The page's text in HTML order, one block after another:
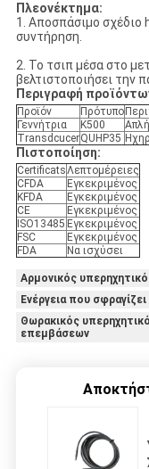
Πλεονέκτημα:
1. Αποσπάσιμο σχέδιο
συντήρηση.
2. Το τσιπ μέσα στο
βελτιστοποιήσει την
Περιγραφή
Προϊόν Πρότυπο
Γεννήτρια
K500
TransdcucerQUHP35
Πιστοποίηση:
CertificatsΛεπτομέρειες
CFDA
Εγκεκριμένος
KFDA
Εγκεκριμένος
CE
Εγκεκριμένος
ISO13485 Εγκεκριμένος
FSC
Εγκεκριμένος
FDA
Να ισχύσει
Αρμονικός
Ενέργεια που
Θωρακικός
επεμβάσεων